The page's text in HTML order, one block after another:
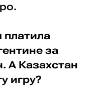
платила
за
А Казахстан
игру?